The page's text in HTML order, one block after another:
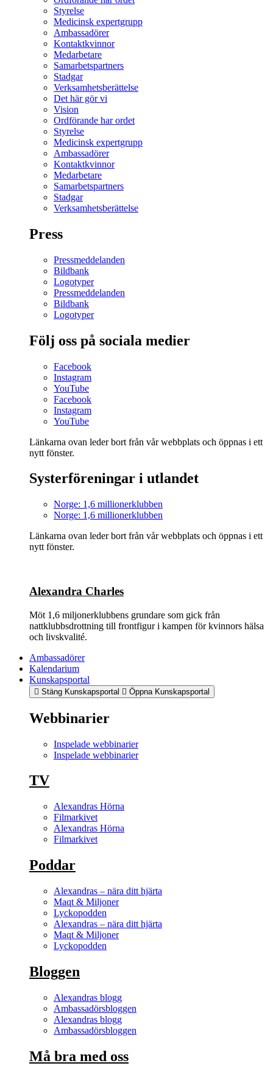
Styrelse
Medicinsk expertgrupp
Ambassadörer
Kontaktkvinnor
Medarbetare
Samarbetspartners
Stadgar
Verksamhetsberättelse
Det här gör vi
Vision
Ordförande har ordet
Styrelse
Medicinsk expertgrupp
Ambassadörer
Kontaktkvinnor
Medarbetare
Samarbetspartners
Stadgar
Verksamhetsberättelse
Press
Pressmeddelanden
Bildbank
Logotyper
Pressmeddelanden
Bildbank
Logotyper
Följ oss på sociala medier
Facebook
Instagram
YouTube
Facebook
Instagram
YouTube
Länkarna ovan leder bort från vår webbplats och öppnas i ett
nytt fönster.
Systerföreningar i utlandet
Norge: 1,6 millionerklubben
Norge: 1,6 millionerklubben
Länkarna ovan leder bort från vår webbplats och öppnas i ett
nytt fönster.
Alexandra Charles
Möt 1,6 miljonerklubbens grundare som gick från
nattklubbsdrottning till frontfigur i kampen för kvinnors hälsa
och livskvalité.
Ambassadörer
Kalendarium
Kunskapsportal
Stäng Kunskapsportal Öppna Kunskapsportal
Webbinarier
Inspelade webbinarier
Inspelade webbinarier
TV
Alexandras Hörna
Filmarkivet
Alexandras Hörna
Filmarkivet
Poddar
Alexandras – nära ditt hjärta
Maqt & Miljoner
Lyckopodden
Alexandras – nära ditt hjärta
Maqt & Miljoner
Lyckopodden
Bloggen
Alexandras blogg
Ambassadörsbloggen
Alexandras blogg
Ambassadörsbloggen
Må bra med oss